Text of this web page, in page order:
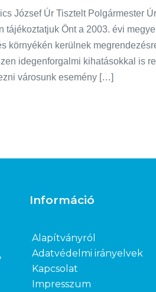
József Úr Tisztelt Polgármester
tájékoztatjuk Önt a 2003. évi
környékén kerülnek
idegenforgalmi kihatásokkal is
városunk esemény […]
Információ
Alapítványról
Adatvédelmi irányelvek
Kapcsolat
Impresszum